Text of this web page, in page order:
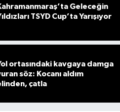
Geleceğin
TSYD Cup’ta Yarışıyor
ortasındaki kavgaya damga
söz: Kocanı aldım
çatla